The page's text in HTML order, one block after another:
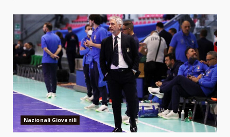
Nazionali Giovanili